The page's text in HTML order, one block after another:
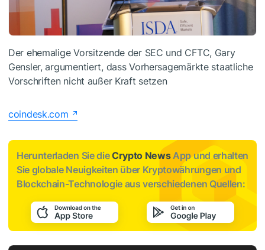
Der ehemalige Vorsitzende der SEC und CFTC, Gary
Gensler, argumentiert, dass Vorhersagemärkte staatliche
Vorschriften nicht außer Kraft setzen
coindesk.com
Herunterladen Sie dieCrypto NewsApp und erhalten
Sie globale Neuigkeiten über Kryptowährungen und
Blockchain-Technologie aus verschiedenen Quellen: